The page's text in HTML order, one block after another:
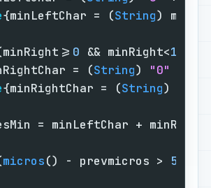
{minLeftChar = (String)
0 && minRight<10
= (
String) "0"
{minRightChar = (String)
=
micros() - prevmicros >